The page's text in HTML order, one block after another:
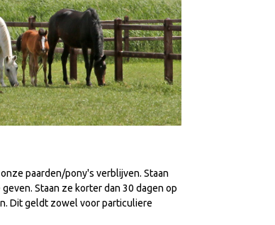
paarden/pony's verblijven. Staan
Staan ze korter dan 30 dagen op
Dit geldt zowel voor particuliere